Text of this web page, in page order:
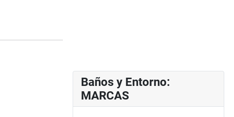
Baños y Entorno:
MARCAS